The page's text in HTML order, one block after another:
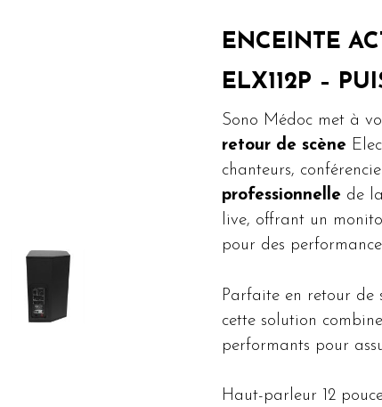
ENCEINTE
ELX112P –
Sono Médoc met à
retour de scène
chanteurs,
professionnelle de
live, offrant un
pour des
Parfaite en retour de
cette solution
performants pour
Haut-parleur 12